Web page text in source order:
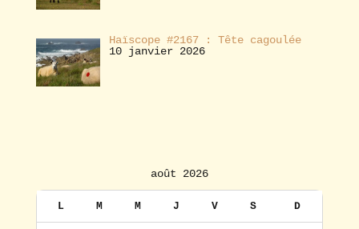
Haïscope #2167 : Tête cagoulée
10 janvier 2026
août 2026
L M M J V S D